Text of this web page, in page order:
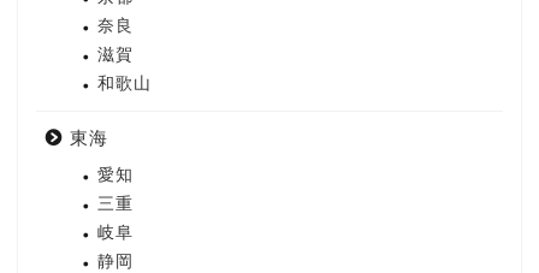
奈良
滋賀
和歌山
東海
愛知
三重
岐阜
静岡